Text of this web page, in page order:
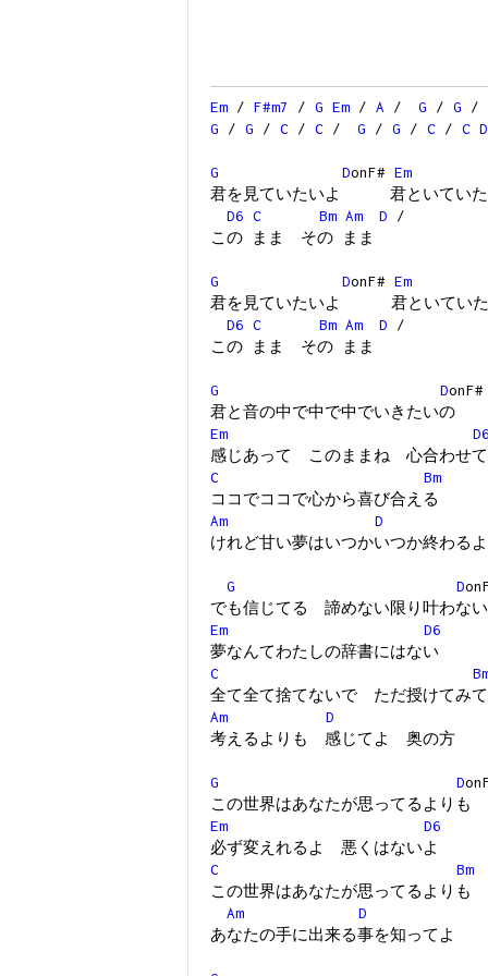
Em / F#m7 / G Em / A / G / G /
G / G / C / C / G / G / C / C D
G DonF# Em
君を見ていたいよ 君といていた
D6 C Bm Am D /
この まま その まま
G DonF# Em
君を見ていたいよ 君といていた
D6 C Bm Am D /
この まま その まま
G DonF#
君と音の中で中で中でいきたいの
Em
D6
感じあって このままね 心合わせて
C
Bm
ココでココで心から喜び合える
Am
D
けれど甘い夢はいつかいつか終わるよ
G D
でも信じてる 諦めない限り叶わない
Em
D6
夢なんてわたしの辞書にはない
C
全て全て捨てないで ただ授けてみて
Am
D
考えるよりも 感じてよ 奥の方
G D
この世界はあなたが思ってるよりも
Em
D6
必ず変えれるよ 悪くはないよ
C
Bm
この世界はあなたが思ってるよりも
Am
D
あなたの手に出来る事を知ってよ